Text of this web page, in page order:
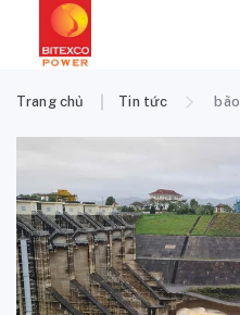
Trang chủ Tin tức